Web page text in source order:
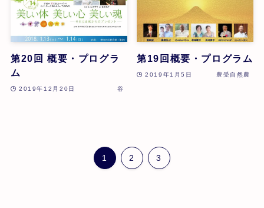
第20回 概要・プログラ
ム
2019年12月20日 谷
第19回概要・プログラム
2019年1月5日 豊受自然農
1 2 3